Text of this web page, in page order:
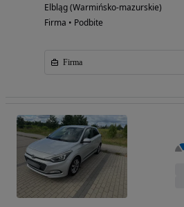
Elbląg (Warmińsko-mazurskie)
Firma • Podbite
Firma